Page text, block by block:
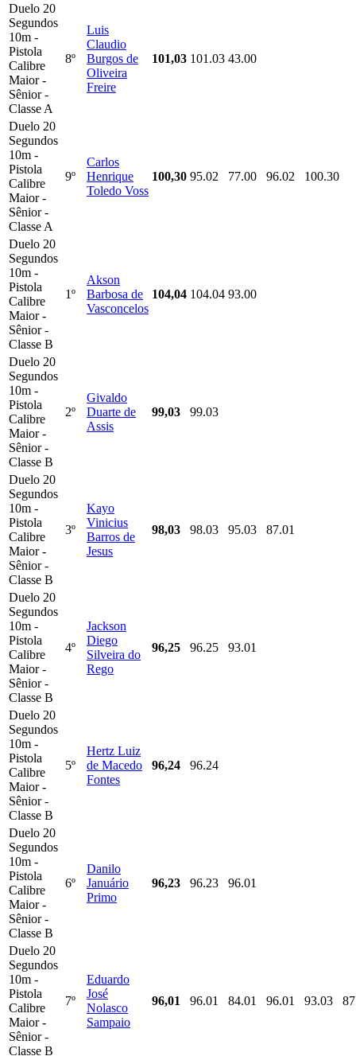
Duelo 20
Segundos
10m -
Pistola
Calibre
Maior -
Sênior -
Classe A
8º
Luis
Claudio
Burgos de
Oliveira
Freire
101,03 101.03 43.00
Duelo 20
Segundos
10m -
Pistola
Calibre
Maior -
Sênior -
Classe A
9º
Carlos
Henrique
Toledo Voss
100,30 95.02 77.00 96.02 100.30
Duelo 20
Segundos
10m -
Pistola
Calibre
Maior -
Sênior -
Classe B
1º
Akson
Barbosa de
Vasconcelos
104,04 104.04 93.00
Duelo 20
Segundos
10m -
Pistola
Calibre
Maior -
Sênior -
Classe B
2º
Givaldo
Duarte de
Assis
99,03 99.03
Duelo 20
Segundos
10m -
Pistola
Calibre
Maior -
Sênior -
Classe B
3º
Kayo
Vinicius
Barros de
Jesus
98,03 98.03 95.03 87.01
Duelo 20
Segundos
10m -
Pistola
Calibre
Maior -
Sênior -
Classe B
4º
Jackson
Diego
Silveira do
Rego
96,25 96.25 93.01
Duelo 20
Segundos
10m -
Pistola
Calibre
Maior -
Sênior -
Classe B
5º
Hertz Luiz
de Macedo
Fontes
96,24 96.24
Duelo 20
Segundos
10m -
Pistola
Calibre
Maior -
Sênior -
Classe B
6º
Danilo
Januário
Primo
96,23 96.23 96.01
Duelo 20
Segundos
10m -
Pistola
Calibre
Maior -
Sênior -
Classe B
7º
Eduardo
José
Nolasco
Sampaio
96,01 96.01 84.01 96.01 93.03